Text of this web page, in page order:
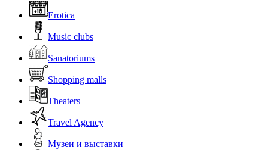
Erotica
Music clubs
Sanatoriums
Shopping malls
Theaters
Travel Agency
Музеи и выставки